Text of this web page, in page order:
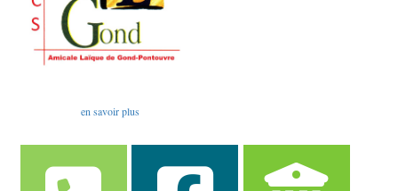
en savoir plus